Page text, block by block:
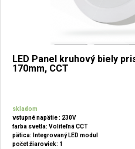
LED Panel kruhový biely
170mm, CCT
skladom
vstupné napätie : 230V
farba svetla: Voliteľná CCT
pätica: Integrovaný LED modul
počet žiaroviek: 1